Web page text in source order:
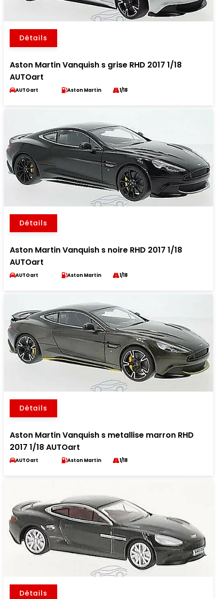
Détails
Aston Martin Vanquish s grise RHD 2017 1/18
AUTOart
AUTOart Aston Martin 1/18
Détails
Aston Martin Vanquish s noire RHD 2017 1/18
AUTOart
AUTOart Aston Martin 1/18
Détails
Aston Martin Vanquish s metallise marron RHD
2017 1/18 AUTOart
AUTOart Aston Martin 1/18
Détails